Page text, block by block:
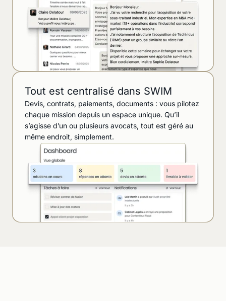
Tout est centralisé dans SWIM
Devis, contrats, paiements, documents : vous pilotez
chaque mission depuis un espace unique. Qu’il
s’agisse d’un ou plusieurs avocats, tout est géré au
même endroit, simplement.